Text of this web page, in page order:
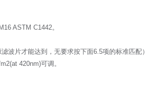
ASTM C1442。
波片才能达到，无要求按下面6.5项的标准匹配）
420nm)可调。